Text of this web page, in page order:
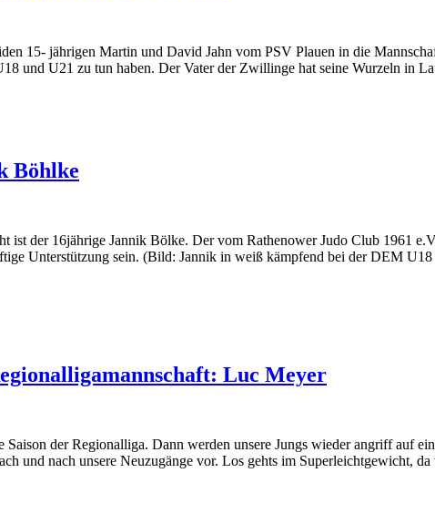
15- jährigen Martin und David Jahn vom PSV Plauen in die
und U21 zu tun haben. Der Vater der Zwillinge hat seine Wurzeln in
Böhlke
ist der 16jährige Jannik Bölke. Der vom Rathenower Judo Club 1961
Unterstützung sein. (Bild: Jannik in weiß kämpfend bei der DEM
Luc Meyer
Saison der Regionalliga. Dann werden unsere Jungs wieder angriff auf
und nach unsere Neuzugänge vor. Los gehts im Superleichtgewicht,